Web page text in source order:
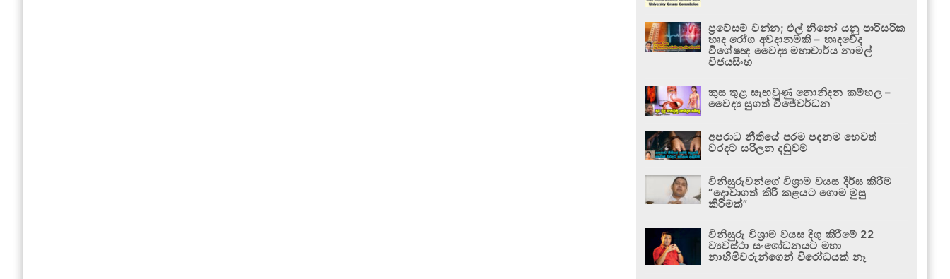
ප්‍රවේසම් වන්න; එල් නිනෝ යනු පාරිසරික
හෘද රෝග අවදානමකි – හෘදවේද
විශේෂඥ වෛද්‍ය මහාචාර්ය නාමල්
විජයසිංහ
කුස තුළ සැඟවුණු නොනිදන කම්හල –
වෛද්‍ය සුගත් විජේවර්ධන
අපරාධ නීතියේ පරම පදනම හෙවත්
වරදට සරිලන දඬුවම
විනිසුරුවන්ගේ විශ්‍රාම වයස දීර්ඝ කිරීම
“දොවාගත් කිරි කළයට ගොම මුසු
කිරීමක්”
විනිසුරු විශ්‍රාම වයස දිගු කිරීමේ 22
ව්‍යවස්ථා සංශෝධනයට මහා
නාහිමිවරුන්ගෙන් විරෝධයක් නෑ